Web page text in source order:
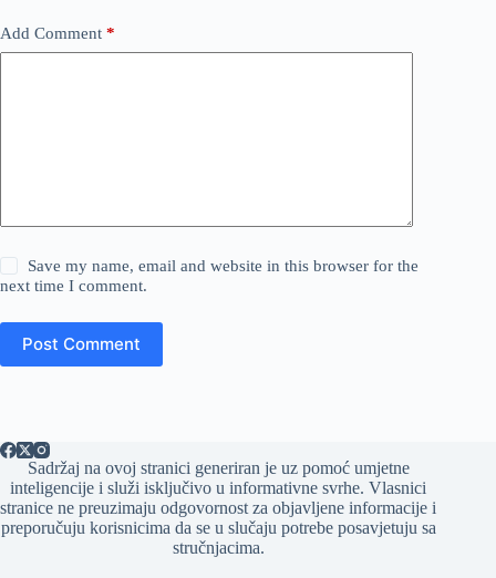
Add Comment *
Save my name, email and website in this browser for the
next time I comment.
Post Comment
Sadržaj na ovoj stranici generiran je uz pomoć umjetne
inteligencije i služi isključivo u informativne svrhe. Vlasnici
stranice ne preuzimaju odgovornost za objavljene informacije i
preporučuju korisnicima da se u slučaju potrebe posavjetuju sa
stručnjacima.